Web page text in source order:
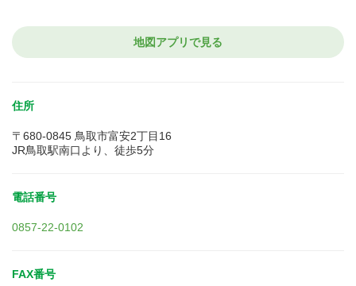
地図アプリで見る
住所
〒680-0845 鳥取市富安2丁目16
JR鳥取駅南口より、徒歩5分
電話番号
0857-22-0102
FAX番号